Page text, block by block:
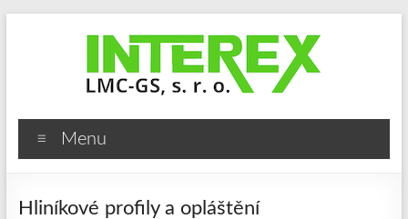
Interex
LMC-
GS,
Menu
Hliníkové profily a opláštění